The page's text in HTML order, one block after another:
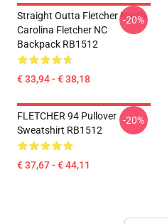
Straight Outta Fletcher North
Carolina Fletcher NC
Backpack RB1512
€ 33,94 - € 38,18
-20%
FLETCHER 94 Pullover
Sweatshirt RB1512
€ 37,67 - € 44,11
-20%